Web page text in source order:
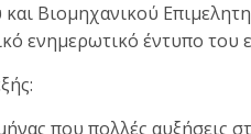
Βιομηχανικού
ενημερωτικό έντυπο του
που πολλές αυξήσεις